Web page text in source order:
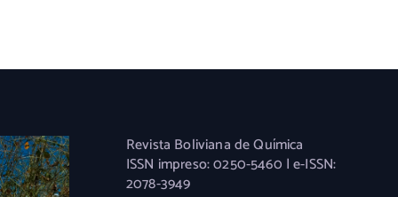
Revista Boliviana de Química
ISSN impreso: 0250-5460 | e-ISSN:
2078-3949